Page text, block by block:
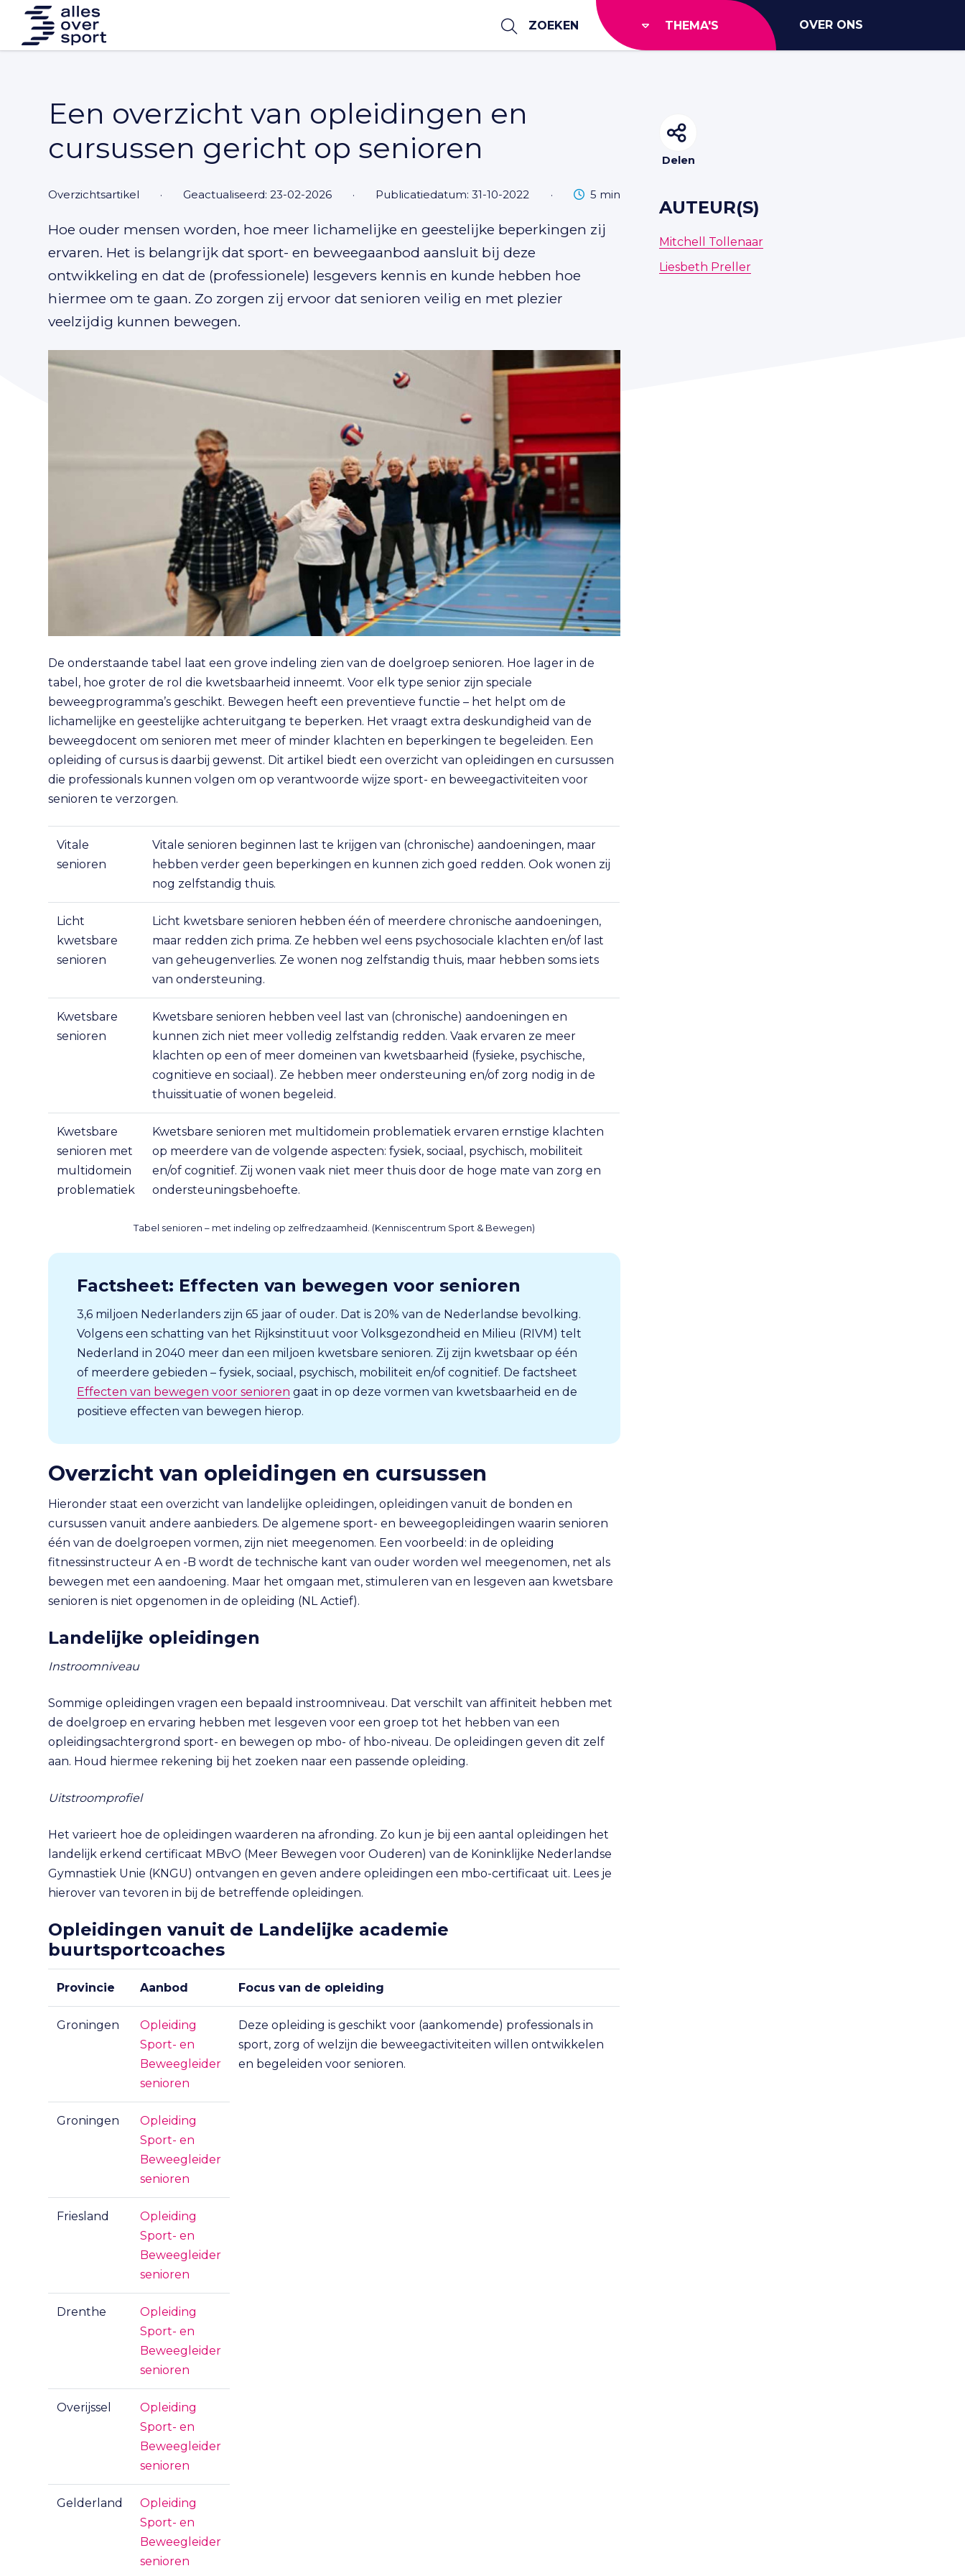
ZOEKEN THEMA'S OVER ONS
Een overzicht van opleidingen en
cursussen gericht op senioren
overzichtsartikel · Geactualiseerd: 23-02-2026 · Publicatiedatum: 31-10-2022 · Leestijd
5 min
Hoe ouder mensen worden, hoe meer lichamelijke en geestelijke beperkingen zij
ervaren. Het is belangrijk dat sport- en beweegaanbod aansluit bij deze
ontwikkeling en dat de (professionele) lesgevers kennis en kunde hebben hoe
hiermee om te gaan. Zo zorgen zij ervoor dat senioren veilig en met plezier
veelzijdig kunnen bewegen.
De onderstaande tabel laat een grove indeling zien van de doelgroep senioren. Hoe lager in de
tabel, hoe groter de rol die kwetsbaarheid inneemt. Voor elk type senior zijn speciale
beweegprogramma’s geschikt. Bewegen heeft een preventieve functie – het helpt om de
lichamelijke en geestelijke achteruitgang te beperken. Het vraagt extra deskundigheid van de
beweegdocent om senioren met meer of minder klachten en beperkingen te begeleiden. Een
opleiding of cursus is daarbij gewenst. Dit artikel biedt een overzicht van opleidingen en cursussen
die professionals kunnen volgen om op verantwoorde wijze sport- en beweegactiviteiten voor
senioren te verzorgen.
Vitale
senioren
Vitale senioren beginnen last te krijgen van (chronische) aandoeningen, maar
hebben verder geen beperkingen en kunnen zich goed redden. Ook wonen zij
nog zelfstandig thuis.
Licht
kwetsbare
senioren
Licht kwetsbare senioren hebben één of meerdere chronische aandoeningen,
maar redden zich prima. Ze hebben wel eens psychosociale klachten en/of last
van geheugenverlies. Ze wonen nog zelfstandig thuis, maar hebben soms iets
van ondersteuning.
Kwetsbare
senioren
Kwetsbare senioren hebben veel last van (chronische) aandoeningen en
kunnen zich niet meer volledig zelfstandig redden. Vaak ervaren ze meer
klachten op een of meer domeinen van kwetsbaarheid (fysieke, psychische,
cognitieve en sociaal). Ze hebben meer ondersteuning en/of zorg nodig in de
thuissituatie of wonen begeleid.
Kwetsbare
senioren met
multidomein
problematiek
Kwetsbare senioren met multidomein problematiek ervaren ernstige klachten
op meerdere van de volgende aspecten: fysiek, sociaal, psychisch, mobiliteit
en/of cognitief. Zij wonen vaak niet meer thuis door de hoge mate van zorg en
ondersteuningsbehoefte.
Tabel senioren – met indeling op zelfredzaamheid. (Kenniscentrum Sport & Bewegen)
Factsheet: Effecten van bewegen voor senioren
3,6 miljoen Nederlanders zijn 65 jaar of ouder. Dat is 20% van de Nederlandse bevolking.
Volgens een schatting van het Rijksinstituut voor Volksgezondheid en Milieu (RIVM) telt
Nederland in 2040 meer dan een miljoen kwetsbare senioren. Zij zijn kwetsbaar op één
of meerdere gebieden – fysiek, sociaal, psychisch, mobiliteit en/of cognitief. De factsheet
Effecten van bewegen voor senioren gaat in op deze vormen van kwetsbaarheid en de
positieve effecten van bewegen hierop.
Overzicht van opleidingen en cursussen
Hieronder staat een overzicht van landelijke opleidingen, opleidingen vanuit de bonden en
cursussen vanuit andere aanbieders. De algemene sport- en beweegopleidingen waarin senioren
één van de doelgroepen vormen, zijn niet meegenomen. Een voorbeeld: in de opleiding
fitnessinstructeur A en -B wordt de technische kant van ouder worden wel meegenomen, net als
bewegen met een aandoening. Maar het omgaan met, stimuleren van en lesgeven aan kwetsbare
senioren is niet opgenomen in de opleiding (NL Actief).
Landelijke opleidingen
Instroomniveau
Sommige opleidingen vragen een bepaald instroomniveau. Dat verschilt van affiniteit hebben met
de doelgroep en ervaring hebben met lesgeven voor een groep tot het hebben van een
opleidingsachtergrond sport- en bewegen op mbo- of hbo-niveau. De opleidingen geven dit zelf
aan. Houd hiermee rekening bij het zoeken naar een passende opleiding.
Uitstroomprofiel
Het varieert hoe de opleidingen waarderen na afronding. Zo kun je bij een aantal opleidingen het
landelijk erkend certificaat MBvO (Meer Bewegen voor Ouderen) van de Koninklijke Nederlandse
Gymnastiek Unie (KNGU) ontvangen en geven andere opleidingen een mbo-certificaat uit. Lees je
hierover van tevoren in bij de betreffende opleidingen.
Opleidingen vanuit de Landelijke academie
buurtsportcoaches
Provincie Aanbod Focus van de opleiding
Groningen
Opleiding
Sport- en
Beweegleider
senioren
Deze opleiding is geschikt voor (aankomende) professionals in
sport, zorg of welzijn die beweegactiviteiten willen ontwikkelen
en begeleiden voor senioren.
Groningen
Opleiding
Sport- en
Beweegleider
senioren
Friesland
Opleiding
Sport- en
Beweegleider
senioren
Drenthe
Opleiding
Sport- en
Beweegleider
senioren
Overijssel
Opleiding
Sport- en
Beweegleider
senioren
Gelderland
Opleiding
Sport- en
Beweegleider
senioren
Delen
AUTEUR(S)
Mitchell Tollenaar
Liesbeth Preller